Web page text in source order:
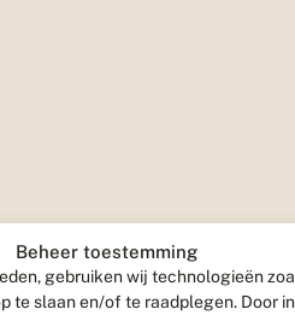
Beheer toestemming
gebruiken wij technologieën
te slaan en/of te raadplegen. Door